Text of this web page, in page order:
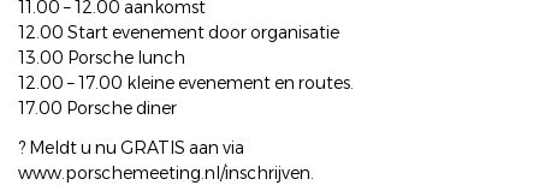
11.00 – 12.00 aankomst
12.00 Start evenement door organisatie
13.00 Porsche lunch
12.00 – 17.00 kleine evenement en routes.
17.00 Porsche diner
? Meldt u nu GRATIS aan via
www.porschemeeting.nl/inschrijven.